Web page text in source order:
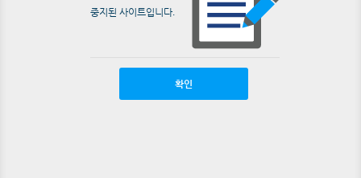
중지된 사이트입니다.